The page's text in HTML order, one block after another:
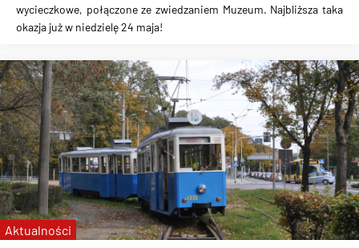
wycieczkowe, połączone ze zwiedzaniem Muzeum. Najbliższa taka
okazja już w niedzielę 24 maja!
Aktualności